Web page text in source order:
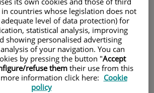
y visitantes
countries whose legislation does not
level of data protection) for
statistical analysis, improving
showing personalised advertising
of your navigation. You can
by pressing the button "Accept
refuse themtheir use from this
information click here: Cookie
policy